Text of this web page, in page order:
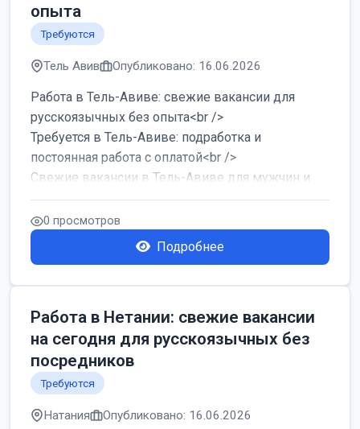
опыта
Требуются
Тель Авив Опубликовано: 16.06.2026
Работа в Тель-Авиве: свежие вакансии для
русскоязычных без опыта<br />
Требуется в Тель-Авиве: подработка и
постоянная работа с оплатой<br />
Свежие вакансии в Тель-Авиве для мужчин и
женщин от хозя...
0 просмотров
Подробнее
Работа в Нетании: свежие вакансии
на сегодня для русскоязычных без
посредников
Требуются
Натания Опубликовано: 16.06.2026